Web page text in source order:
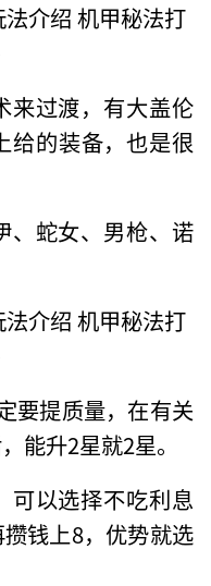
来过渡，有大盖伦
给的装备，也是很
、蛇女、男枪、诺
要提质量，在有关
能升2星就2星。
可以选择不吃利息
钱上8，优势就选